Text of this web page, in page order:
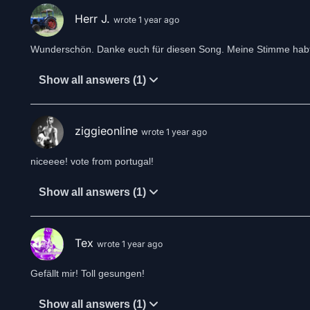
Herr J. wrote 1 year ago
Wunderschön. Danke euch für diesen Song. Meine Stimme
Show all answers (1)
ziggieonline wrote 1 year ago
niceeee! vote from portugal!
Show all answers (1)
Tex wrote 1 year ago
Gefällt mir! Toll gesungen!
Show all answers (1)